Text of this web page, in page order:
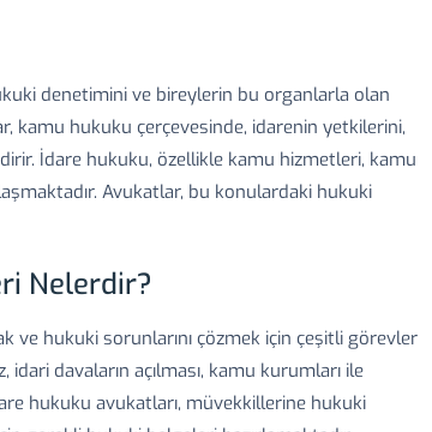
denetimini ve bireylerin bu organlarla olan
kamu hukuku çerçevesinde, idarenin yetkilerini,
İdare hukuku, özellikle kamu hizmetleri, kamu
Avukatlar, bu konulardaki hukuki
Nelerdir?
ve hukuki sorunlarını çözmek için çeşitli görevler
davaların açılması, kamu kurumları ile
hukuku avukatları, müvekkillerine hukuki